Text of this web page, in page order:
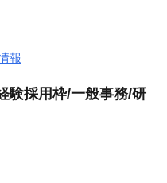
報
験採用枠/一般事務/研